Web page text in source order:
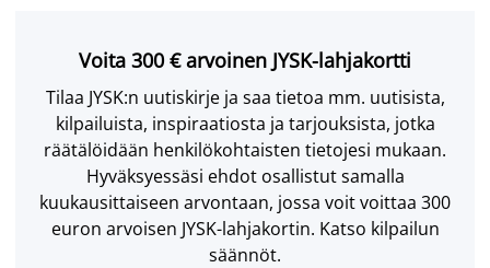
Voita 300 € arvoinen JYSK-lahjakortti
Tilaa JYSK:n uutiskirje ja saa tietoa mm. uutisista,
kilpailuista, inspiraatiosta ja tarjouksista, jotka
räätälöidään henkilökohtaisten tietojesi mukaan.
Hyväksyessäsi ehdot osallistut samalla
kuukausittaiseen arvontaan, jossa voit voittaa 300
euron arvoisen JYSK-lahjakortin. Katso kilpailun
säännöt.